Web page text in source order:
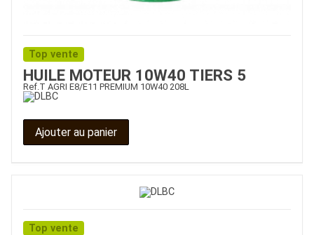
Top vente
HUILE MOTEUR 10W40 TIERS 5
Ref.T AGRI E8/E11 PREMIUM 10W40 208L
Ajouter au panier
Top vente